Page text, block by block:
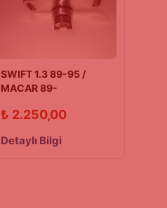
SWIFT 1.3 89-95 /
MACAR 89-
₺ 2.250,00
Detaylı Bilgi